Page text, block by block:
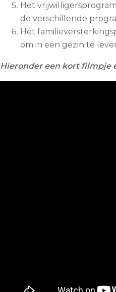
Het
de verschillende
Het
om in een gezin te
Hieronder een kort filmpje